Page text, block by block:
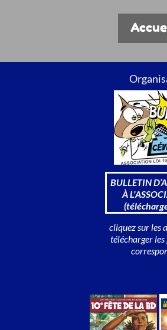
cliquez sur les
télécharger les
BULLETIN
À